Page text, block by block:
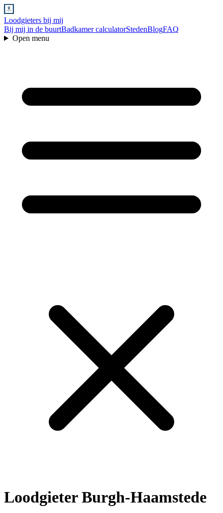
Loodgieters bij mij
Bij mij in de buurtBadkamer calculatorStedenBlogFAQ
Open menu
LoodgieterBurgh-Haamstede